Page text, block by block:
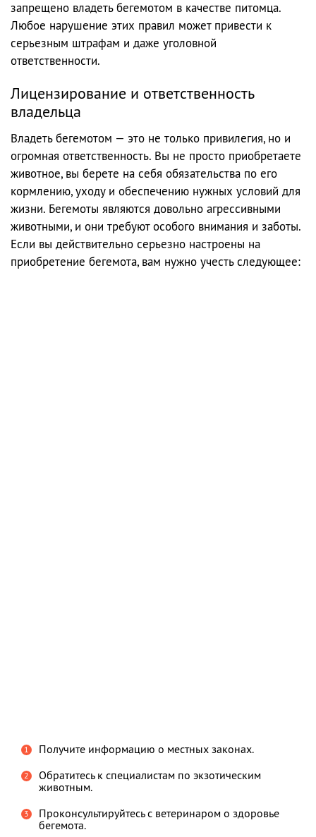
запрещено владеть бегемотом в качестве питомца.
Любое нарушение этих правил может привести к
серьезным штрафам и даже уголовной
ответственности.
Лицензирование и ответственность
владельца
Владеть бегемотом — это не только привилегия, но и
огромная ответственность. Вы не просто приобретаете
животное, вы берете на себя обязательства по его
кормлению, уходу и обеспечению нужных условий для
жизни. Бегемоты являются довольно агрессивными
животными, и они требуют особого внимания и заботы.
Если вы действительно серьезно настроены на
приобретение бегемота, вам нужно учесть следующее:
Получите информацию о местных законах.
Обратитесь к специалистам по экзотическим
животным.
Проконсультируйтесь с ветеринаром о здоровье
бегемота.